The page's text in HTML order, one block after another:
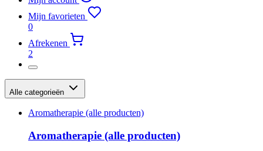
Mijn favorieten
0
Afrekenen
2
Alle categorieën
Aromatherapie (alle producten)
Aromatherapie (alle producten)